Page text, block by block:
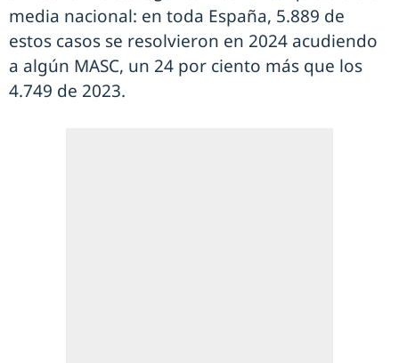
media nacional: en toda España, 5.889 de
estos casos se resolvieron en 2024 acudiendo
a algún MASC, un 24 por ciento más que los
4.749 de 2023.